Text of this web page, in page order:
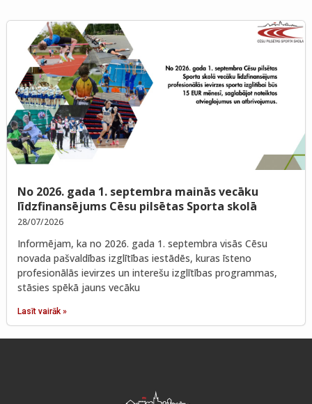
No 2026. gada 1. septembra mainās vecāku
līdzfinansējums Cēsu pilsētas Sporta skolā
28/07/2026
Informējam, ka no 2026. gada 1. septembra visās Cēsu
novada pašvaldības izglītības iestādēs, kuras īsteno
profesionālās ievirzes un interešu izglītības programmas,
stāsies spēkā jauns vecāku
Lasīt vairāk »